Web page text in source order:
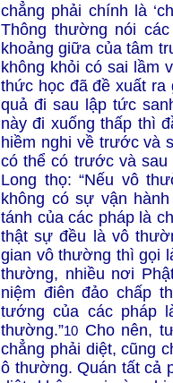
chẳng phải chính là
Thông thường nói
khoảng giữa của tâm
không khỏi có sai lầm
thức học đã đề xuất ra
quả đi sau lập tức
này đi xuống thấp thì
hiềm nghi về trước và
có thể có trước và
Long thọ: “Nếu vô
không có sự vận
tánh của các pháp là
thật sự đều là vô
gian vô thường thì gọi
thường, nhiều nơi
niệm điên đảo chấp
tướng của các pháp
thường.”10 Cho nên,
chẳng phải diệt, cũng
ô thường. Quán tất cả